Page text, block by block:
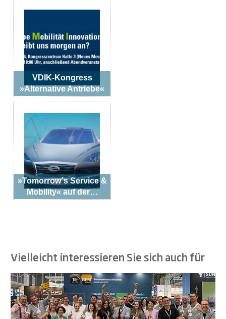
VDIK-Kongress
»Alternative Antriebe«
»Tomorrow´s Service &
Mobility« auf der…
Vielleicht interessieren Sie sich auch für